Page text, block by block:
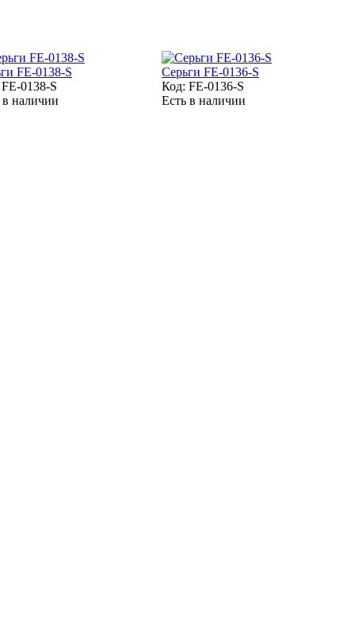
FE-0138-S
FE-0138-S
в наличии
Серьги FE-0136-S
Код: FE-0136-S
Есть в наличии